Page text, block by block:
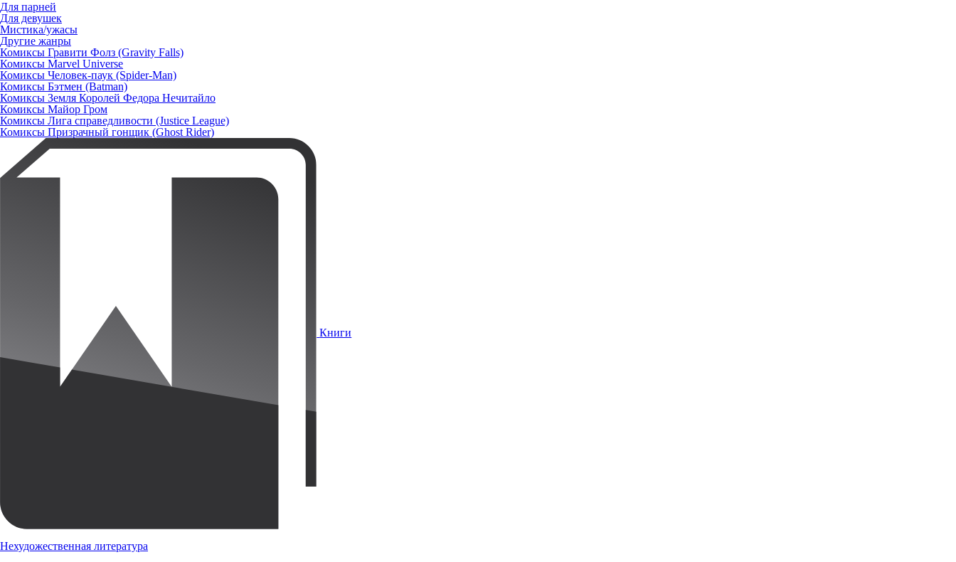
Для парней
Для девушек
Мистика/ужасы
Другие жанры
Комиксы Гравити Фолз (Gravity Falls)
Комиксы Marvel Universe
Комиксы Человек-паук (Spider-Man)
Комиксы Бэтмен (Batman)
Комиксы Земля Королей Федора Нечитайло
Комиксы Майор Гром
Комиксы Лига справедливости (Justice League)
Комиксы Призрачный гонщик (Ghost Rider)
Книги
Нехудожественная литература